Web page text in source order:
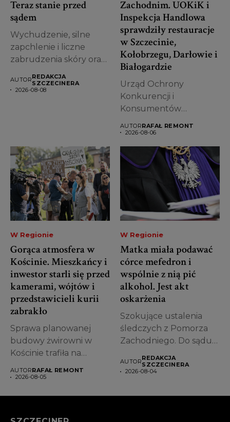
Teraz stanie przed
sądem
Wychudzenie, silne
zapchlenie i liczne
zabrudzenia skóry oraz
AUTORREDAKCJA
SZCZECINERA
2026-08-08
Zachodnim. UOKiK i
Inspekcja Handlowa
sprawdziły restauracje
w Szczecinie,
Kołobrzegu, Darłowie i
Białogardzie
Urząd Ochrony
Konkurencji i
Konsumentów
półrocze 2026 roku w
zakresie...
AUTORRAFAŁ REMONT
2026-08-06
W Regionie
Gorąca atmosfera w
Kościnie. Mieszkańcy i
inwestor starli się przed
kamerami, wójtów i
przedstawicieli kurii
zabrakło
Sprawa planowanej
budowy żwirowni w
Kościnie trafiła na
wywołując ogromne...
AUTORRAFAŁ REMONT
2026-08-05
W Regionie
Matka miała podawać
córce mefedron i
wspólnie z nią pić
alkohol. Jest akt
oskarżenia
Szokujące ustalenia
śledczych z Pomorza
Zachodniego. Do sądu
przeciwko...
AUTORREDAKCJA
SZCZECINERA
2026-08-04